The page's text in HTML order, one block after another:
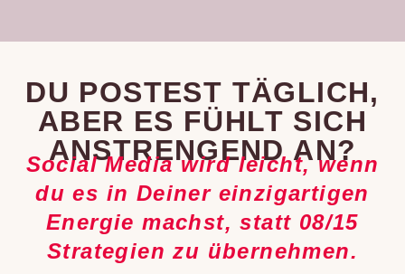
DU POSTEST TÄGLICH,
ABER ES FÜHLT SICH
ANSTRENGEND AN?
Social Media wird leicht, wenn
du es in Deiner einzigartigen
Energie machst, statt 08/15
Strategien zu übernehmen.